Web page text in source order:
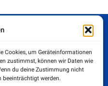
Cookies, um Geräteinformationen
zustimmst, können wir Daten wie
du deine Zustimmung nicht
beeinträchtigt werden.